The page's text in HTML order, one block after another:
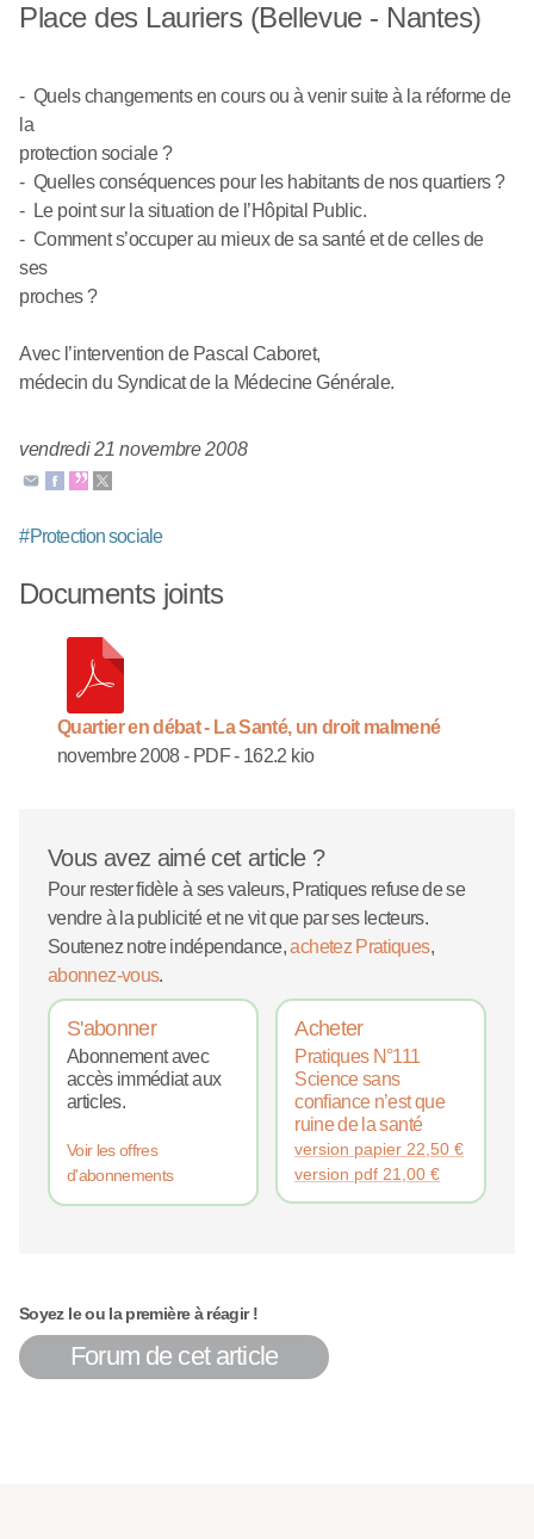
Place des Lauriers (Bellevue - Nantes)
- Quels changements en cours ou à venir suite à la réforme de
la
protection sociale ?
- Quelles conséquences pour les habitants de nos quartiers ?
- Le point sur la situation de l’Hôpital Public.
- Comment s’occuper au mieux de sa santé et de celles de
ses
proches ?
Avec l’intervention de Pascal Caboret,
médecin du Syndicat de la Médecine Générale.
vendredi 21 novembre 2008
#Protection sociale
Documents joints
Quartier en débat - La Santé, un droit malmené
novembre 2008- PDF- 162.2 kio
Vous avez aimé cet article ?
Pour rester fidèle à ses valeurs, Pratiques refuse de se
vendre à la publicité et ne vit que par ses lecteurs.
Soutenez notre indépendance,achetez Pratiques,
abonnez-vous.
S'abonner
Abonnement avec
accès immédiat aux
articles.
Voir les offres
d'abonnements
Acheter
Pratiques N°111
Science sans
confiance n’est que
ruine de la santé
version papier 22,50€
version pdf 21,00€
Soyez le ou la première à réagir !
Forum de cet article